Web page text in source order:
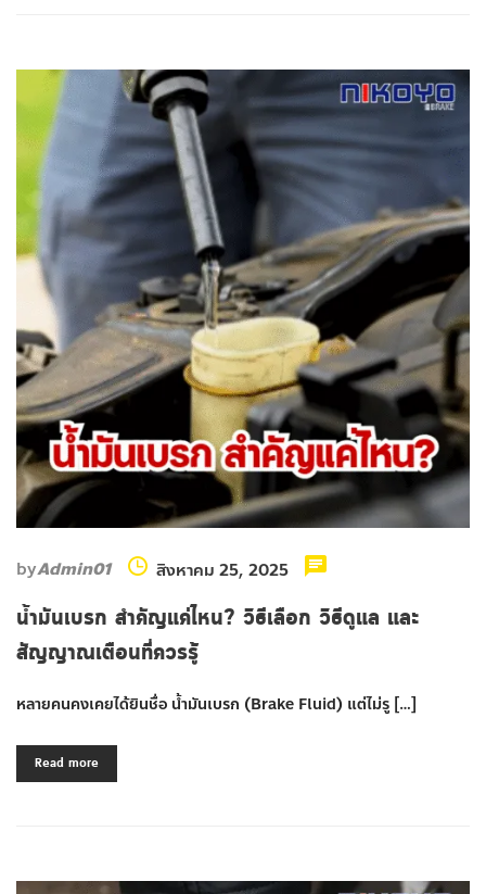
byAdmin01 สิงหาคม 25, 2025
น้ำมันเบรก สำคัญแค่ไหน? วิธีเลือก วิธีดูแล และ
สัญญาณเตือนที่ควรรู้
หลายคนคงเคยได้ยินชื่อ น้ำมันเบรก (Brake Fluid) แต่ไม่รู […]
Read more